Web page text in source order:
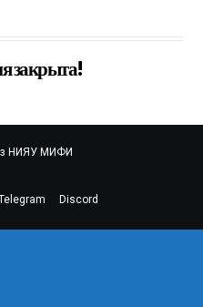
закрыта!
НИЯУ МИФИ
Discord